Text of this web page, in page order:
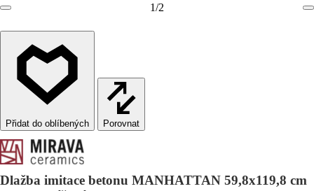
1/2
Porovnat
Dlažba imitace betonu MANHATTAN 59,8x119,8 cm